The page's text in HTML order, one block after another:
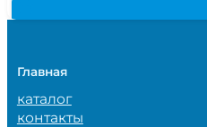
Главная
каталог
контакты